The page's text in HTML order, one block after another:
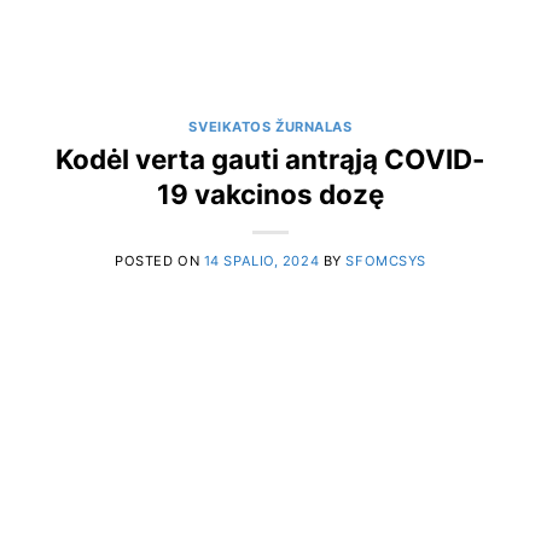
SVEIKATOS ŽURNALAS
Kodėl verta gauti antrąją COVID-
19 vakcinos dozę
POSTED ON 14 SPALIO, 2024 BYSFOMCSYS